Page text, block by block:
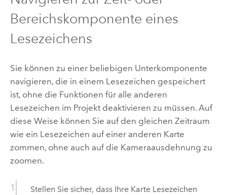
Bereichskomponente eines
Lesezeichens
Sie können zu einer beliebigen Unterkomponente
navigieren, die in einem Lesezeichen gespeichert
ist, ohne die Funktionen für alle anderen
Lesezeichen im Projekt deaktivieren zu müssen. Auf
diese Weise können Sie auf den gleichen Zeitraum
wie ein Lesezeichen auf einer anderen Karte
zommen, ohne auch auf die Kameraausdehnung zu
zoomen.
Stellen Sie sicher, dass Ihre Karte Lesezeichen